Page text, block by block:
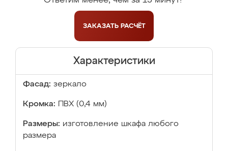
ЗАКАЗАТЬ РАСЧЁТ
Характеристики
Фасад: зеркало
Кромка: ПВХ (0,4 мм)
Размеры: изготовление шкафа любого
размера